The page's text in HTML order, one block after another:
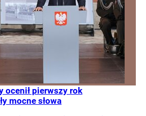
ocenił pierwszy rok
mocne słowa